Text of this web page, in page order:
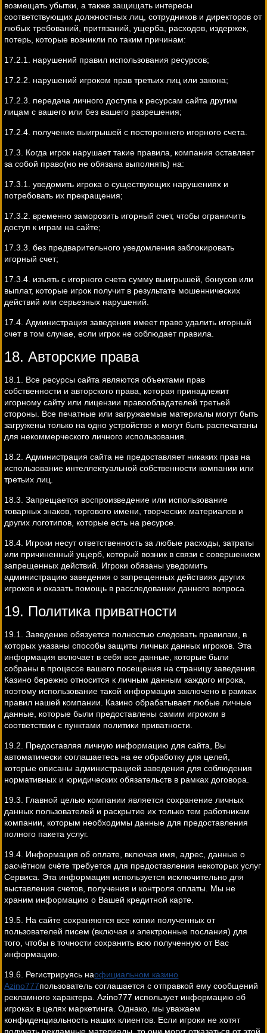
возмещать убытки, а также защищать интересы
соответствующих должностных лиц, сотрудников и директоров от
любых требований, притязаний, ущерба, расходов, издержек,
потерь, которые возникли по таким причинам:
17.2.1. нарушений правил использования ресурсов;
17.2.2. нарушений игроком прав третьих лиц или закона;
17.2.3. передача личного доступа к ресурсам сайта другим
лицам с вашего или без вашего разрешения;
17.2.4. получение выигрышей с постороннего игорного счета.
17.3. Когда игрок нарушает такие правила, компания оставляет
за собой право(но не обязана выполнять) на:
17.3.1. уведомить игрока о существующих нарушениях и
потребовать их прекращения;
17.3.2. временно заморозить игорный счет, чтобы ограничить
доступ к играм на сайте;
17.3.3. без предварительного уведомления заблокировать
игорный счет;
17.3.4. изъять с игорного счета сумму выигрышей, бонусов или
выплат, которые игрок получит в результате мошеннических
действий или серьезных нарушений.
17.4. Администрация заведения имеет право удалить игорный
счет в том случае, если игрок не соблюдает правила.
18. Авторские права
18.1. Все ресурсы сайта являются объектами прав
собственности и авторского права, которая принадлежит
игорному сайту или лицензии правообладателей третьей
стороны. Все печатные или загружаемые материалы могут быть
загружены только на одно устройство и могут быть распечатаны
для некоммерческого личного использования.
18.2. Администрация сайта не предоставляет никаких прав на
использование интеллектуальной собственности компании или
третьих лиц.
18.3. Запрещается воспроизведение или использование
товарных знаков, торгового имени, творческих материалов и
других логотипов, которые есть на ресурсе.
18.4. Игроки несут ответственность за любые расходы, затраты
или причиненный ущерб, который возник в связи с совершением
запрещенных действий. Игроки обязаны уведомить
администрацию заведения о запрещенных действиях других
игроков и оказать помощь в расследовании данного вопроса.
19. Политика приватности
19.1. Заведение обязуется полностью следовать правилам, в
которых указаны способы защиты личных данных игроков. Эта
информация включает в себя все данные, которые были
собраны в процессе вашего посещения на страницу заведения.
Казино бережно относится к личным данным каждого игрока,
поэтому использование такой информации заключено в рамках
правил нашей компании. Казино обрабатывает любые личные
данные, которые были предоставлены самим игроком в
соответствии с пунктами политики приватности.
19.2. Предоставляя личную информацию для сайта, Вы
автоматически соглашаетесь на ее обработку для целей,
которые описаны администрацией заведения для соблюдения
нормативных и юридических обязательств в рамках договора.
19.3. Главной целью компании является сохранение личных
данных пользователей и раскрытие их только тем работникам
компании, которым необходимы данные для предоставления
полного пакета услуг.
19.4. Информация об оплате, включая имя, адрес, данные о
расчётном счёте требуется для предоставления некоторых услуг
Сервиса. Эта информация используется исключительно для
выставления счетов, получения и контроля оплаты. Мы не
храним информацию о Вашей кредитной карте.
19.5. На сайте сохраняются все копии полученных от
пользователей писем (включая и электронные послания) для
того, чтобы в точности сохранить всю полученную от Вас
информацию.
19.6. Регистрируясь наофициальном казино
Azino777пользователь соглашается с отправкой ему сообщений
рекламного характера. Azino777 использует информацию об
игроках в целях маркетинга. Однако, мы уважаем
конфиденциальность наших клиентов. Если игроки не хотят